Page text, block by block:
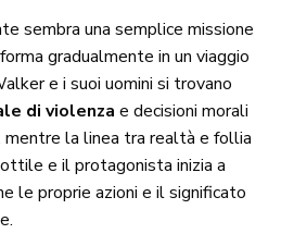
sembra una semplice missione
gradualmente in un viaggio
e i suoi uomini si trovano
di violenza e decisioni morali
mentre la linea tra realtà e follia
e il protagonista inizia a
le proprie azioni e il significato